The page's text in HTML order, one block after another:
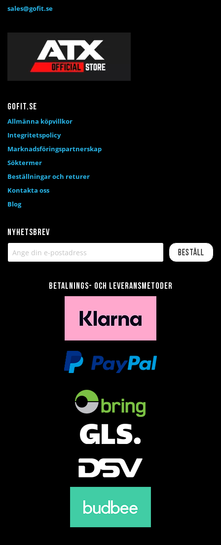
Nyhetsbrev
Beställ
sales@gofit.se
Betalnings- och leveransmetoder
Gofit.se
Allmänna köpvillkor
Integritetspolicy
Marknadsföringspartnerskap
Söktermer
Beställningar och returer
Kontakta oss
Blog